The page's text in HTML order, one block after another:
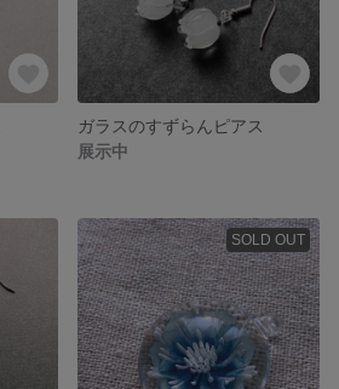
ガラスのすずらんピアス
展示中
SOLD OUT